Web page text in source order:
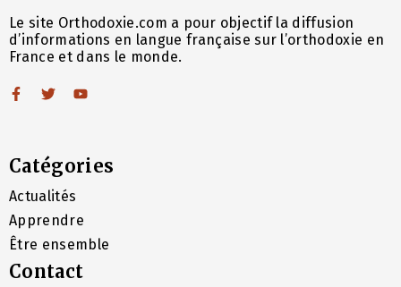
Le site Orthodoxie.com a pour objectif la diffusion
d’informations en langue française sur l’orthodoxie en
France et dans le monde.
Catégories
Actualités
Apprendre
Être ensemble
Contact